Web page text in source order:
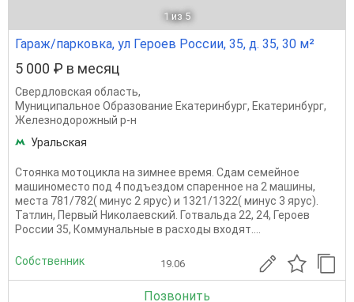
1 из 5
Гараж/парковка, ул Героев России, 35, д. 35, 30 м²
5 000 ₽ в месяц
Свердловская область,
Муниципальное Образование Екатеринбург, Екатеринбург,
Железнодорожный р-н
Уральская
Стоянка мотоцикла на зимнее время. Сдам семейное
машиноместо под 4 подъездом спаренное на 2 машины,
места 781/782( минус 2 ярус) и 1321/1322( минус 3 ярус).
Татлин, Первый Николаевский. Готвальда 22, 24, Героев
России 35, Коммунальные в расходы входят....
Собственник 19.06
Позвонить